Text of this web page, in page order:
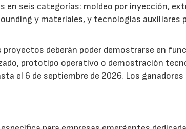
en seis categorías: moldeo por inyección,
y materiales, y tecnologías auxiliares
proyectos deberán poder demostrarse en
prototipo operativo o demostración
el 6 de septiembre de 2026. Los